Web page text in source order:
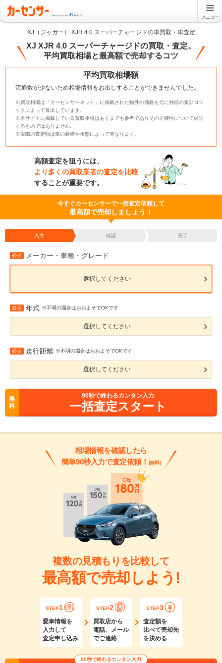
メニュー
XJ（ジャガー） XJR 4.0 スーパーチャージドの車買取・車査定
XJ XJR 4.0 スーパーチャージドの買取・査定。
平均買取相場と最高額で売却するコツ
平均買取相場額
流通数が少ないため相場情報をお出しすることができませんでした。
※買取相場は「カーセンサーネット」に掲載された物件の価格を元に独自の集計ロジ
ックによって算出しています。
※本サイトに掲載している買取相場はあくまでも参考でありその正確性について保証
するものではありません。
※実際の査定額は車の装備や状態によって異なります。
高額査定を狙うには、
より多くの買取業者の査定を比較
することが重要です。
今すぐカーセンサーで一括査定依頼して
最高額で売却しましょう！
入力 確認 完了
必須 メーカー・車種・グレード
選択してください
必須 年式 ※不明の場合はおおよそでOKです
選択してください
必須 走行距離 ※不明の場合はおおよそでOKです
選択してください
無
料
90秒で終わるカンタン入力
一括査定スタート
相場情報を確認したら
簡単90秒入力で査定依頼！ (無料)
複数の見積もりを比較して
最高額で売却しよう!
STEP1
愛車情報を
入力して
査定申し込み
STEP2
買取店から
電話、メール
でご連絡
STEP3
査定額を
比べて売却先
を決める
90秒で終わるカンタン入力